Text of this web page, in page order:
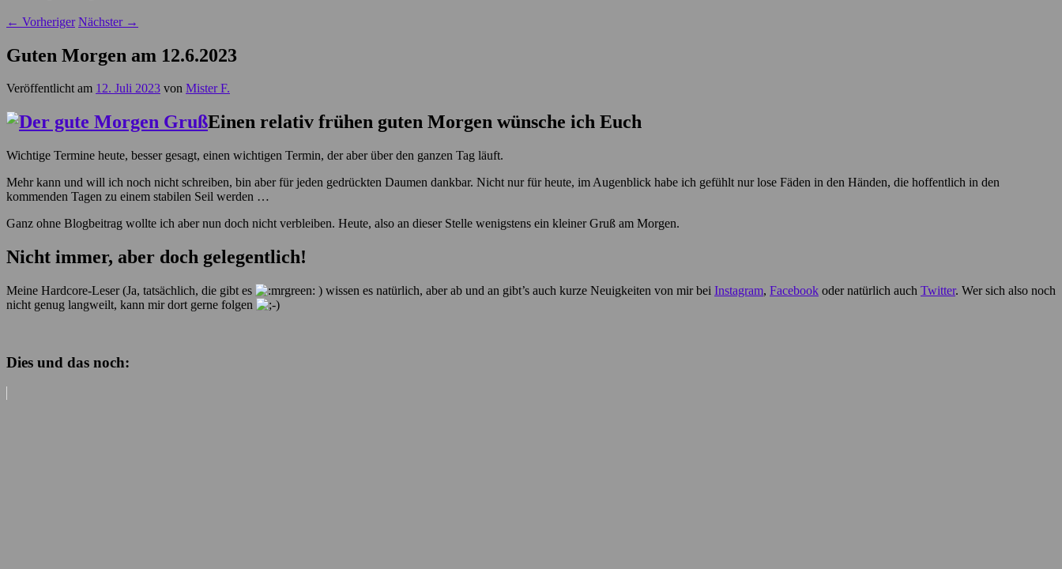
← Vorheriger Nächster →
Guten Morgen am 12.6.2023
Veröffentlicht am 12. Juli 2023 von Mister F.
Einen relativ frühen guten Morgen wünsche ich Euch
Wichtige Termine heute, besser gesagt, einen wichtigen Termin, der aber über den ganzen Tag läuft.
Mehr kann und will ich noch nicht schreiben, bin aber für jeden gedrückten Daumen dankbar. Nicht nur für heute, im Augenblick habe ich gefühlt nur lose Fäden in den Händen, die hoffentlich in den
kommenden Tagen zu einem stabilen Seil werden …
Ganz ohne Blogbeitrag wollte ich aber nun doch nicht verbleiben. Heute, also an dieser Stelle wenigstens ein kleiner Gruß am Morgen.
Nicht immer, aber doch gelegentlich!
Meine Hardcore-Leser (Ja, tatsächlich, die gibt es ) wissen es natürlich, aber ab und an gibt’s auch kurze Neuigkeiten von mir bei Instagram, Facebook oder natürlich auch Twitter. Wer sich also noch
nicht genug langweilt, kann mir dort gerne folgen
Dies und das noch: